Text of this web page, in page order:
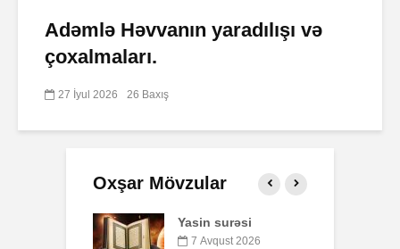
Adəmlə Həvvanın yaradılışı və
çoxalmaları.
27 İyul 2026 26 Baxış
Oxşar Mövzular
Qeyri-müsəlmanı
öldürən bir